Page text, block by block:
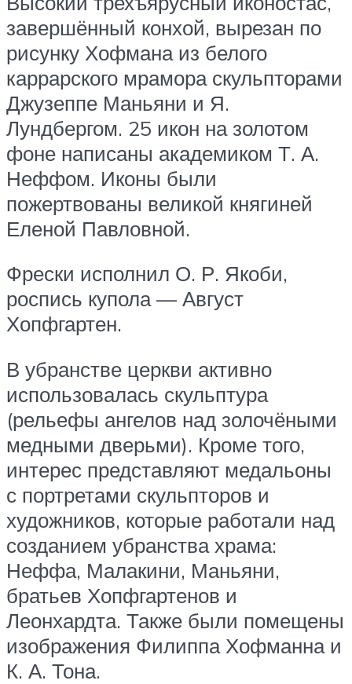
завершённый конхой, вырезан по
рисунку Хофмана из белого
каррарского мрамора скульпторами
Джузеппе Маньяни и Я.
Лундбергом. 25 икон на золотом
фоне написаны академиком Т. А.
Неффом. Иконы были
пожертвованы великой княгиней
Еленой Павловной.
Фрески исполнил О. Р. Якоби,
роспись купола — Август
Хопфгартен.
В убранстве церкви активно
использовалась скульптура
(рельефы ангелов над золочёными
медными дверьми). Кроме того,
интерес представляют медальоны
с портретами скульпторов и
художников, которые работали над
созданием убранства храма:
Неффа, Малакини, Маньяни,
братьев Хопфгартенов и
Леонхардта. Также были помещены
изображения Филиппа Хофманна и
К. А. Тона.